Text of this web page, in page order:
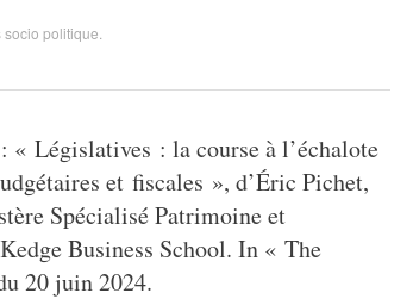
socio politique
Législatives : la course à l’échalote
et fiscales », d’Éric Pichet,
Spécialisé Patrimoine et
Business School. In « The
20 juin 2024.